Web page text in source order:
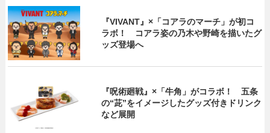
『VIVANT』×「コアラのマーチ」が初コ
ラボ！ コアラ姿の乃木や野崎を描いたグ
ッズ登場へ
『呪術廻戦』×「牛角」がコラボ！ 五条
の“茈”をイメージしたグッズ付きドリンク
など展開